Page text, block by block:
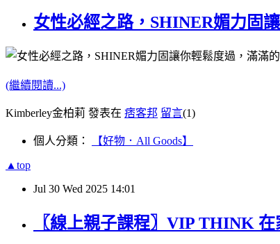
女性必經之路，SHINER媚力固
(繼續閱讀...)
Kimberley金柏莉 發表在 痞客邦 留言(1)
個人分類： 【好物．All Goods】
▲top
Jul 30 Wed 2025 14:01
〖線上親子課程〗VIP THINK